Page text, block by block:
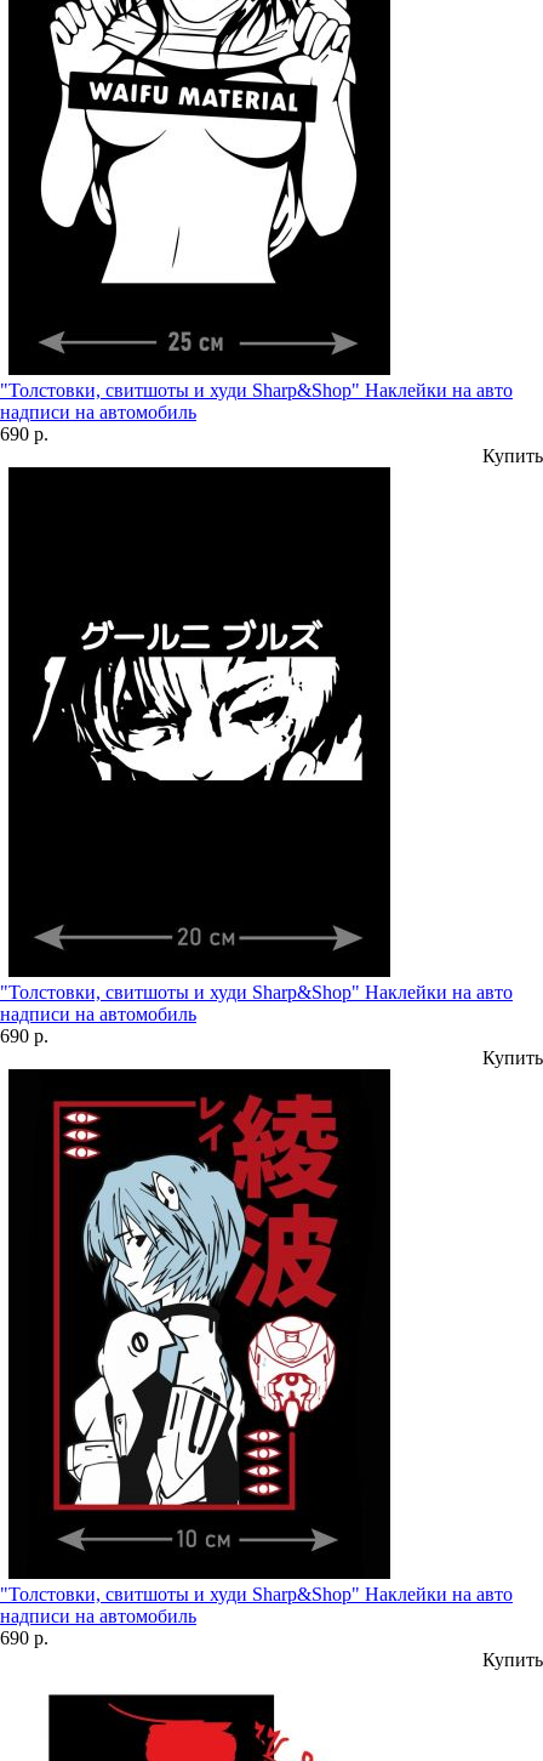
"Толстовки, свитшоты и худи Sharp&Shop" Наклейки на авто
надписи на автомобиль
690 р.
Купить
"Толстовки, свитшоты и худи Sharp&Shop" Наклейки на авто
надписи на автомобиль
690 р.
Купить
"Толстовки, свитшоты и худи Sharp&Shop" Наклейки на авто
надписи на автомобиль
690 р.
Купить